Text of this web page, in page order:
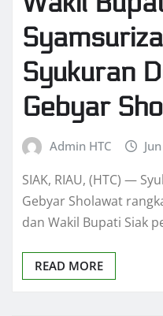
Syukuran
Gebyar
Admin HTC
SIAK, RIAU, (HTC) —
Gebyar Sholawat
dan Wakil Bupati Siak
READ MORE